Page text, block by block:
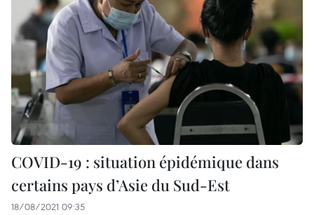
COVID-19 : situation épidémique dans
certains pays d’Asie du Sud-Est
18/08/2021 09:35